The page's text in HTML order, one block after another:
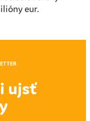
eur.
ujsť